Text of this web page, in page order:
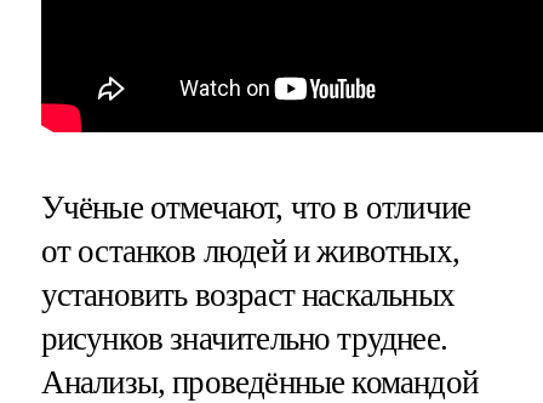
Учёные отмечают, что в отличие
от останков людей и животных,
установить возраст наскальных
рисунков значительно труднее.
Анализы, проведённые командой